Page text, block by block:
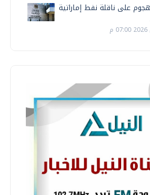
على ناقلة نفط إماراتية